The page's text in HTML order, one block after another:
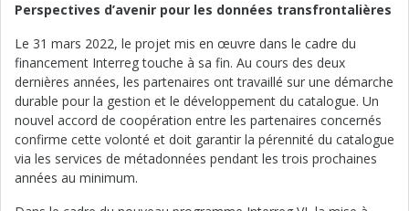
Perspectives d’avenir pour les données transfrontalières
Le 31 mars 2022, le projet mis en œuvre dans le cadre du
financement Interreg touche à sa fin. Au cours des deux
dernières années, les partenaires ont travaillé sur une démarche
durable pour la gestion et le développement du catalogue. Un
nouvel accord de coopération entre les partenaires concernés
confirme cette volonté et doit garantir la pérennité du catalogue
via les services de métadonnées pendant les trois prochaines
années au minimum.